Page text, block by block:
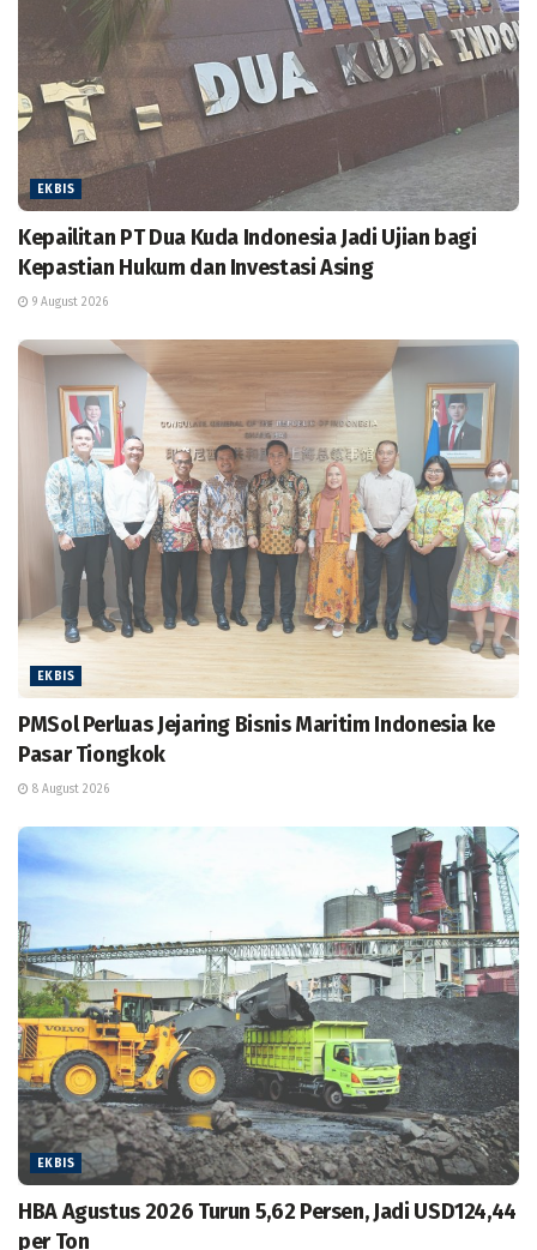
EKBIS
Kepailitan PT Dua Kuda Indonesia Jadi Ujian bagi
Kepastian Hukum dan Investasi Asing
9 August 2026
EKBIS
PMSol Perluas Jejaring Bisnis Maritim Indonesia ke
Pasar Tiongkok
8 August 2026
EKBIS
HBA Agustus 2026 Turun 5,62 Persen, Jadi USD124,44
per Ton